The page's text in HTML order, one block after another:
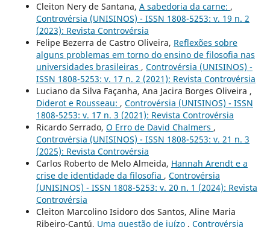
Cleiton Nery de Santana, A sabedoria da carne: ,
Controvérsia (UNISINOS) - ISSN 1808-5253: v. 19 n. 2
(2023): Revista Controvérsia
Felipe Bezerra de Castro Oliveira, Reflexões sobre
alguns problemas em torno do ensino de filosofia nas
universidades brasileiras , Controvérsia (UNISINOS) -
ISSN 1808-5253: v. 17 n. 2 (2021): Revista Controvérsia
Luciano da Silva Façanha, Ana Jacira Borges Oliveira ,
Diderot e Rousseau: , Controvérsia (UNISINOS) - ISSN
1808-5253: v. 17 n. 3 (2021): Revista Controvérsia
Ricardo Serrado, O Erro de David Chalmers ,
Controvérsia (UNISINOS) - ISSN 1808-5253: v. 21 n. 3
(2025): Revista Controvérsia
Carlos Roberto de Melo Almeida, Hannah Arendt e a
crise de identidade da filosofia , Controvérsia
(UNISINOS) - ISSN 1808-5253: v. 20 n. 1 (2024): Revista
Controvérsia
Cleiton Marcolino Isidoro dos Santos, Aline Maria
Ribeiro-Cantú, Uma questão de juízo , Controvérsia